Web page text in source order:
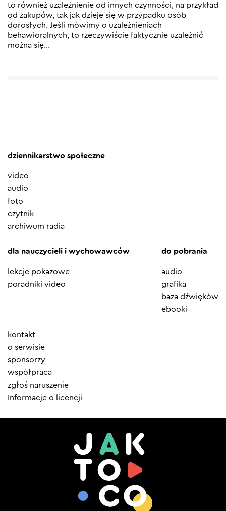
to również uzależnienie od innych czynności, na przykład
od zakupów, tak jak dzieje się w przypadku osób
dorosłych. Jeśli mówimy o uzależnieniach
behawioralnych, to rzeczywiście faktycznie uzależnić
można się…
dziennikarstwo społeczne
video
audio
foto
czytnik
archiwum radia
dla nauczycieli i wychowawców
lekcje pokazowe
poradniki video
do pobrania
audio
grafika
baza dźwięków
ebooki
Element
menu
kontakt
o serwisie
sponsorzy
współpraca
zgłoś naruszenie
Informacje o licencji